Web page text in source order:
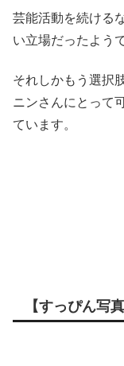
芸能活動を続ける
い立場だったよう
それしかもう選択
ニンさんにとって
ています。
【すっぴん写